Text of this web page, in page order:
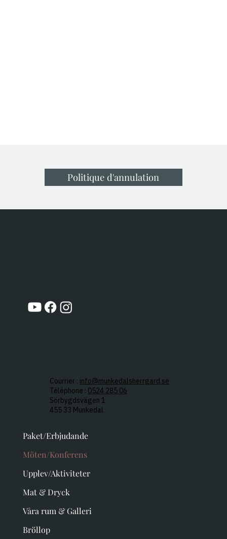
Politique d'annulation
Paket/Erbjudande
Möten/Konferens
Upplev/Aktiviteter
Mat & Dryck
Våra rum & Galleri
Bröllop
Courrier : info@munkedalsherrgard.se
Téléphone : 0524 285 06
Sörbygdsvägen 1
455 33 Munkedal